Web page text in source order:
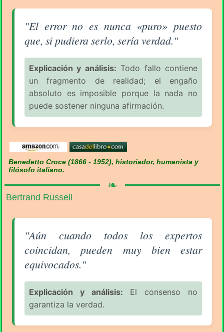
Aforismo sobre la Equivocación (pág. 1/6) -
"El error no es nunca «puro» puesto
que, si pudiera serlo, sería verdad."
Explicación y análisis: Todo fallo contiene
un fragmento de realidad; el engaño
absoluto es imposible porque la nada no
puede sostener ninguna afirmación.
Benedetto Croce (1866 - 1952), historiador, humanista y
filósofo italiano.
❧
Bertrand Russell
Aforismo sobre la Equivocación (pág. 1/6) -
"Aún cuando todos los expertos
coincidan, pueden muy bien estar
equivocados."
Explicación y análisis: El consenso no
garantiza la verdad.